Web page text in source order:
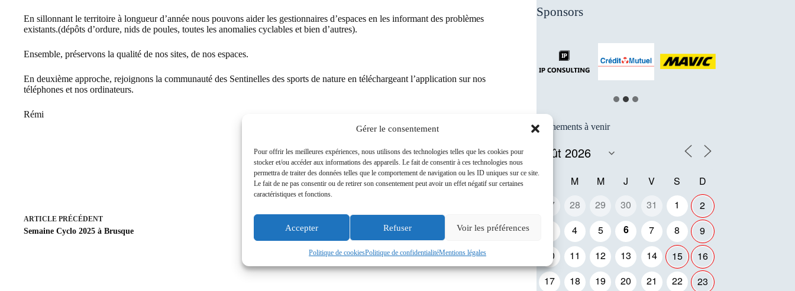
Gérer le consentement
Pour offrir les meilleures expériences, nous utilisons des technologies telles que les cookies pour
stocker et/ou accéder aux informations des appareils. Le fait de consentir à ces technologies nous
permettra de traiter des données telles que le comportement de navigation ou les ID uniques sur ce site.
Le fait de ne pas consentir ou de retirer son consentement peut avoir un effet négatif sur certaines
caractéristiques et fonctions.
Accepter Refuser Voir les préférences
Politique de cookiesPolitique de confidentialitéMentions légales
En sillonnant le territoire à longueur d’année nous pouvons aider les gestionnaires d’espaces en les informant des problèmes
existants.(dépôts d’ordure, nids de poules, toutes les anomalies cyclables et bien d’autres).
Ensemble, préservons la qualité de nos sites, de nos espaces.
En deuxième approche, rejoignons la communauté des Sentinelles des sports de nature en téléchargeant l’application sur nos
téléphones et nos ordinateurs.
Rémi
ARTICLE PRÉCÉDENT
Semaine Cyclo 2025 à Brusque Le Cyclo Essonnien n°100
Sponsors
Événements à venir
M M J V S
D
27
28 29 30 31 1
2
4 5 6 7 8
9
10
11 12 13 14 15
16
17
18 19 20 21 22
23